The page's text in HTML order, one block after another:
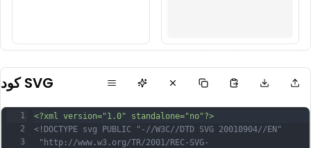
كود SVG
1
2
3
<?xml version="1.0" standalone="no"?>
<!DOCTYPE svg PUBLIC "-//W3C//DTD SVG 20010904//EN"
"http://www.w3.org/TR/2001/REC-SVG-